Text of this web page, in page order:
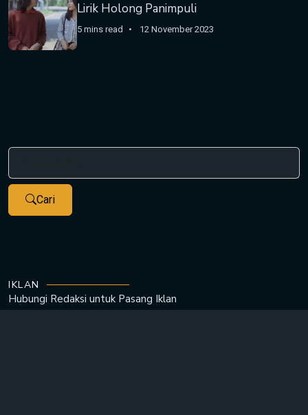
Lirik Holong Panimpuli
5 mins read 12 November 2023
Cari
IKLAN
Hubungi Redaksi untuk Pasang Iklan